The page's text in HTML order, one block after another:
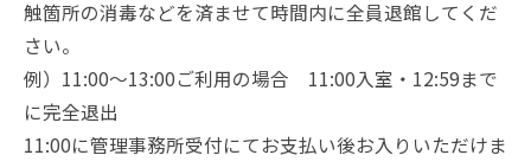
触箇所の消毒などを済ませて時間内に全員退館してくだ
さい。
例）11:00～13:00ご利用の場合 11:00入室・12:59まで
に完全退出
11:00に管理事務所受付にてお支払い後お入りいただけま